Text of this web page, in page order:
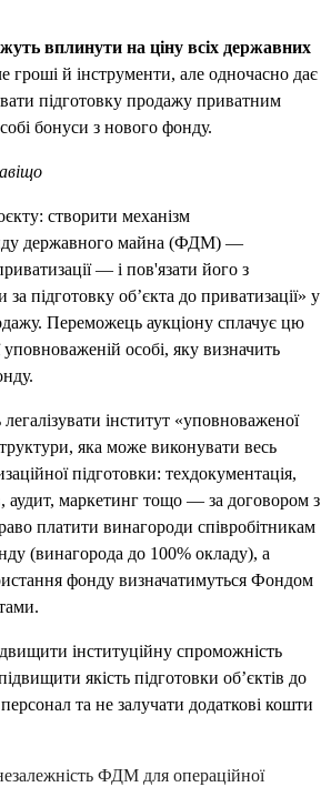
вплинути на ціну всіх державних
гроші й інструменти, але одночасно дає
підготовку продажу приватним
бонуси з нового фонду.
створити механізм
державного майна (ФДМ) —
— і пов'язати його з
підготовку об’єкта до приватизації» у
Переможець аукціону сплачує цю
уповноваженій особі, яку визначить
інститут «уповноваженої
яка може виконувати весь
підготовки: техдокументація,
аудит, маркетинг тощо — за договором з
платити винагороди співробітникам
(винагорода до 100% окладу), а
фонду визначатимуться Фондом
інституційну спроможність
якість підготовки об’єктів до
та не залучати додаткові кошти
ФДМ для операційної